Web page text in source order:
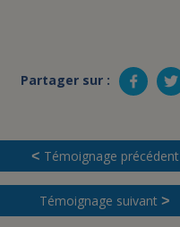
Partager sur :
< Témoignage précédent
Témoignage suivant >